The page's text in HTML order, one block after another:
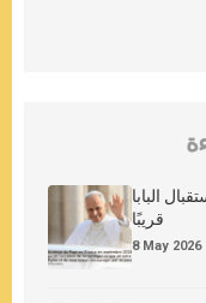
البابا
قريبًا
8 May 2026